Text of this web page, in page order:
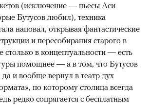
(исключение — пьесы Аси
Бутусов любил), техника
наповал, открывая фантастические
и пересобирания старого в
столько в концептуальности — есть
помощнее — а в том, что Бутусов
и вообще вернул в театр дух
по которому столица всегда
редко сопрягается с бесплатным